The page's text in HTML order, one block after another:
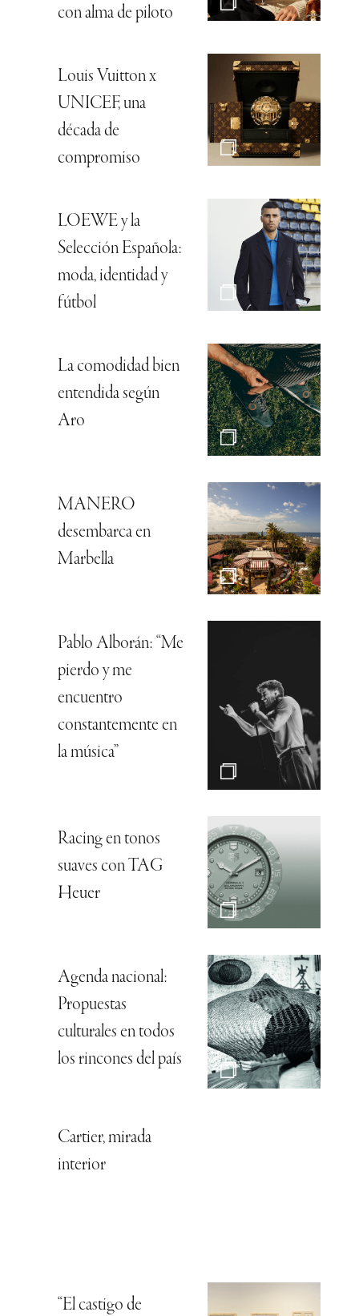
con alma de piloto
Louis Vuitton x
UNICEF, una
década de
compromiso
LOEWE y la
Selección Española:
moda, identidad y
fútbol
La comodidad bien
entendida según
Aro
MANERO
desembarca en
Marbella
Pablo Alborán: “Me
pierdo y me
encuentro
constantemente en
la música”
Racing en tonos
suaves con TAG
Heuer
Agenda nacional:
Propuestas
culturales en todos
los rincones del país
Cartier, mirada
interior
“El castigo de